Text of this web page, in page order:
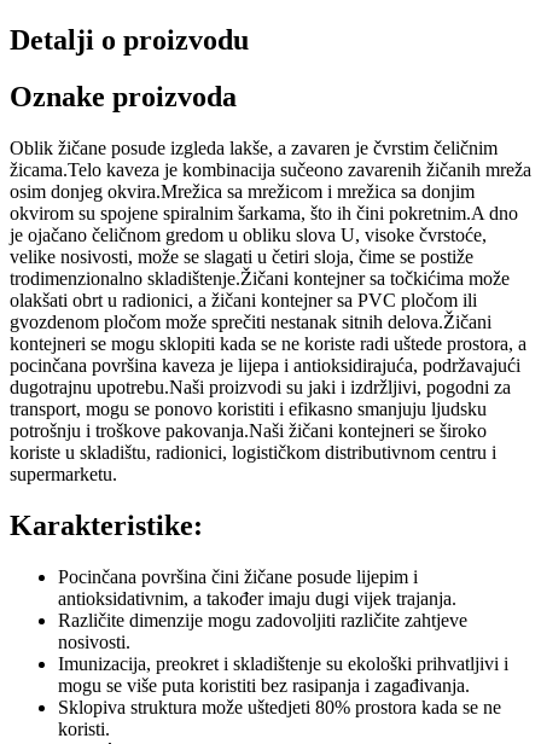
Detalji o proizvodu
Oznake proizvoda
Oblik žičane posude izgleda lakše, a zavaren je čvrstim čeličnim
žicama.Telo kaveza je kombinacija sučeono zavarenih žičanih mreža
osim donjeg okvira.Mrežica sa mrežicom i mrežica sa donjim
okvirom su spojene spiralnim šarkama, što ih čini pokretnim.A dno
je ojačano čeličnom gredom u obliku slova U, visoke čvrstoće,
velike nosivosti, može se slagati u četiri sloja, čime se postiže
trodimenzionalno skladištenje.Žičani kontejner sa točkićima može
olakšati obrt u radionici, a žičani kontejner sa PVC pločom ili
gvozdenom pločom može sprečiti nestanak sitnih delova.Žičani
kontejneri se mogu sklopiti kada se ne koriste radi uštede prostora, a
pocinčana površina kaveza je lijepa i antioksidirajuća, podržavajući
dugotrajnu upotrebu.Naši proizvodi su jaki i izdržljivi, pogodni za
transport, mogu se ponovo koristiti i efikasno smanjuju ljudsku
potrošnju i troškove pakovanja.Naši žičani kontejneri se široko
koriste u skladištu, radionici, logističkom distributivnom centru i
supermarketu.
Karakteristike:
Pocinčana površina čini žičane posude lijepim i
antioksidativnim, a također imaju dugi vijek trajanja.
Različite dimenzije mogu zadovoljiti različite zahtjeve
nosivosti.
Imunizacija, preokret i skladištenje su ekološki prihvatljivi i
mogu se više puta koristiti bez rasipanja i zagađivanja.
Sklopiva struktura može uštedjeti 80% prostora kada se ne
koristi.